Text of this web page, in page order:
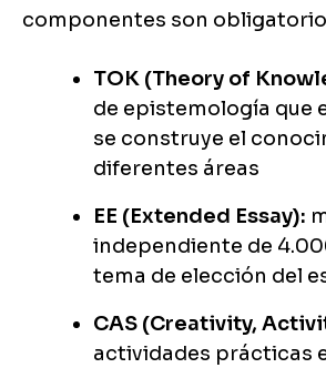
componentes son
TOK (Theory of
de epistemología que
se construye el
diferentes áreas
EE (Extended Essay):
independiente de
tema de elección del
CAS (Creativity,
actividades prácticas